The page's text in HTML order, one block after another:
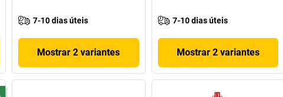
7-10 dias úteis
Mostrar 2 variantes
7-10 dias úteis
Mostrar 2 variantes